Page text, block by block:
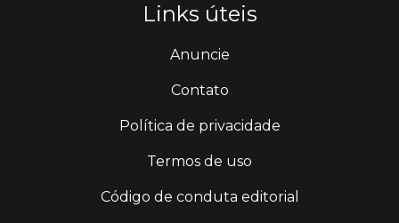
Links úteis
Anuncie
Contato
Política de privacidade
Termos de uso
Código de conduta editorial